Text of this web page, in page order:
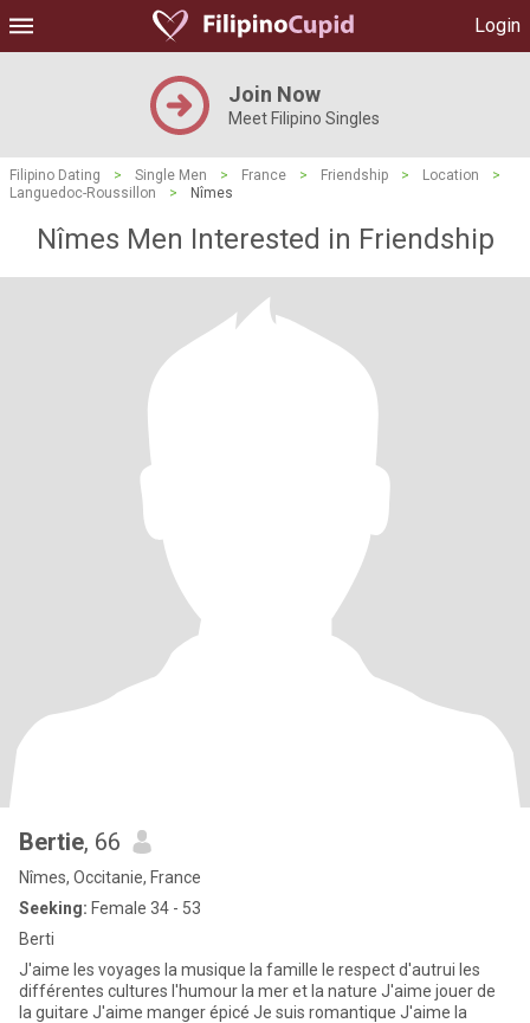
Login
Join Now
Meet Filipino Singles
Filipino Dating > Single Men > France > Friendship > Location
>
Languedoc-Roussillon
> Nîmes
Nîmes Men Interested in Friendship
Bertie, 66
Nîmes, Occitanie, France
Seeking: Female 34 - 53
Berti
J'aime les voyages la musique la famille le respect d'autrui les
différentes cultures l'humour la mer et la nature J'aime jouer de
la guitare J'aime manger épicé Je suis romantique J'aime la